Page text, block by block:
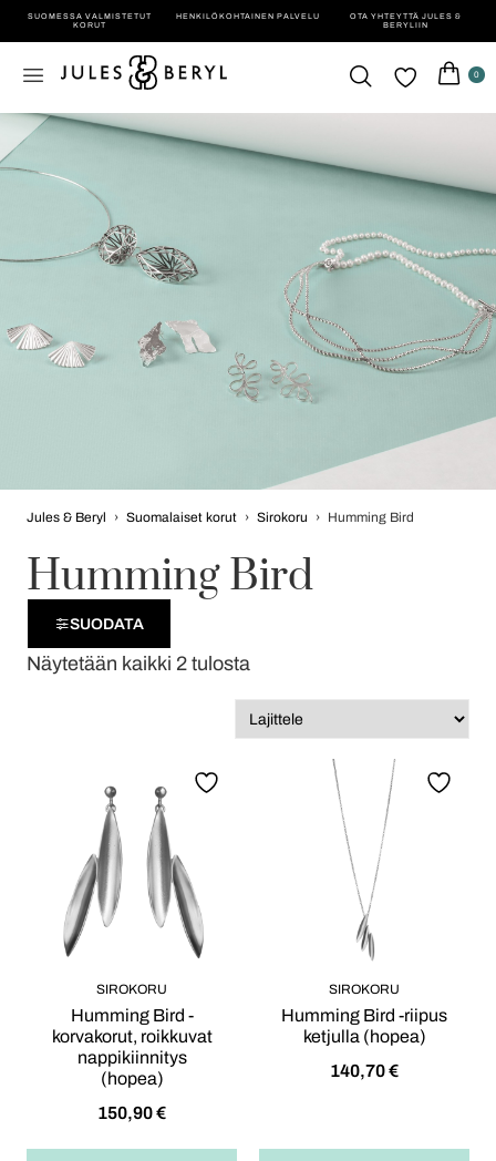
SUOMESSA VALMISTETUT
KORUT
HENKILÖ­KOHTAINEN PALVELU
OTA YHTEYTTÄ JULES &
BERYLIIN
0
Jules & Beryl › Suomalaiset korut › Sirokoru › Humming Bird
Humming Bird
SUODATA
Näytetään kaikki 2 tulosta
SIROKORU
Humming Bird -
korvakorut, roikkuvat
nappikiinnitys
(hopea)
150,90€
SIROKORU
Humming Bird -riipus
ketjulla (hopea)
140,70€